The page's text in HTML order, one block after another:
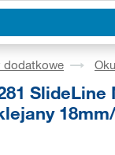
dodatkowe